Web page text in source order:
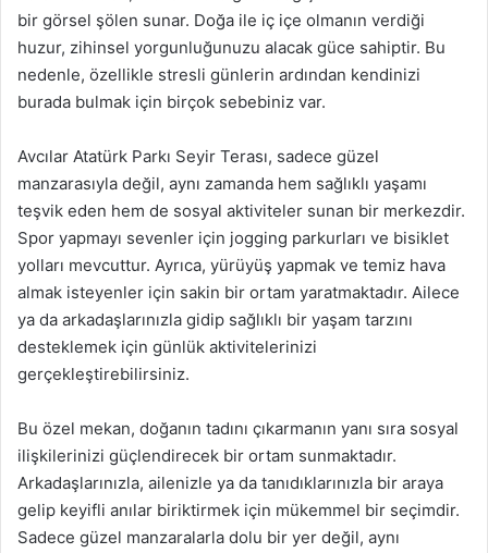
bir görsel şölen sunar. Doğa ile iç içe olmanın verdiği
huzur, zihinsel yorgunluğunuzu alacak güce sahiptir. Bu
nedenle, özellikle stresli günlerin ardından kendinizi
burada bulmak için birçok sebebiniz var.
Avcılar Atatürk Parkı Seyir Terası, sadece güzel
manzarasıyla değil, aynı zamanda hem sağlıklı yaşamı
teşvik eden hem de sosyal aktiviteler sunan bir merkezdir.
Spor yapmayı sevenler için jogging parkurları ve bisiklet
yolları mevcuttur. Ayrıca, yürüyüş yapmak ve temiz hava
almak isteyenler için sakin bir ortam yaratmaktadır. Ailece
ya da arkadaşlarınızla gidip sağlıklı bir yaşam tarzını
desteklemek için günlük aktivitelerinizi
gerçekleştirebilirsiniz.
Bu özel mekan, doğanın tadını çıkarmanın yanı sıra sosyal
ilişkilerinizi güçlendirecek bir ortam sunmaktadır.
Arkadaşlarınızla, ailenizle ya da tanıdıklarınızla bir araya
gelip keyifli anılar biriktirmek için mükemmel bir seçimdir.
Sadece güzel manzaralarla dolu bir yer değil, aynı